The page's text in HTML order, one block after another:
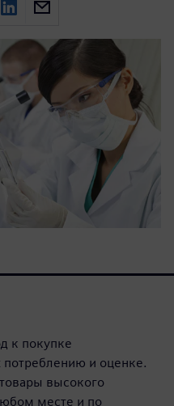
к покупке
потреблению и оценке.
высокого
месте и по